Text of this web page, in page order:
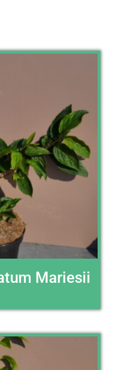
Mariesii